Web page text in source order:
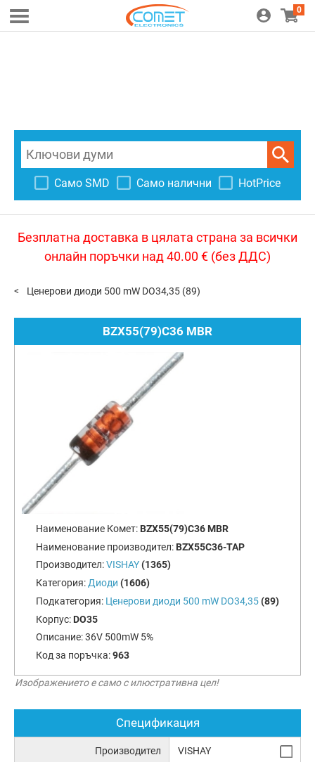
0
Само SMD Само налични HotPrice
Безплатна доставка в цялата страна за всички
онлайн поръчки над 40.00 € (без ДДС)
Ценерови диоди 500 mW DO34,35 (89)
BZX55(79)C36 MBR
Наименование Комет: BZX55(79)C36 MBR
Наименование производител: BZX55C36-TAP
Производител:VISHAY(1365)
Категория: Диоди (1606)
Подкатегория: Ценерови диоди 500 mW DO34,35(89)
Корпус: DO35
Описание:36V 500mW 5%
Код за поръчка:963
Изображението е само с илюстративна цел!
Спецификация
Производител VISHAY